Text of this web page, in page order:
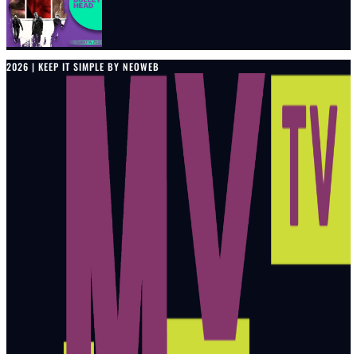
2026 | KEEP IT SIMPLE BY NEOWEB